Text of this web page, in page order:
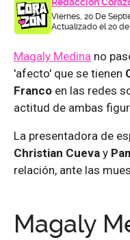
Redacción
Viernes, 20 De
Actualizado el 20 de
Magaly Medina no
'afecto' que se tienen
Franco en las redes
actitud de ambas
La presentadora de
Christian Cueva y
relación, ante las
Magaly